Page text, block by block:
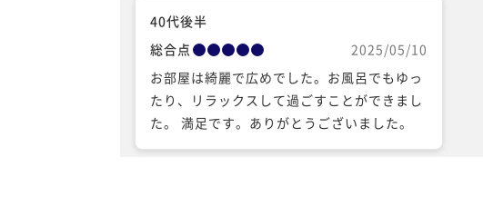
40代後半
総合点
2025/05/10
お部屋は綺麗で広めでした。お風呂でもゆっ
たり、リラックスして過ごすことができまし
た。 満足です。ありがとうございました。